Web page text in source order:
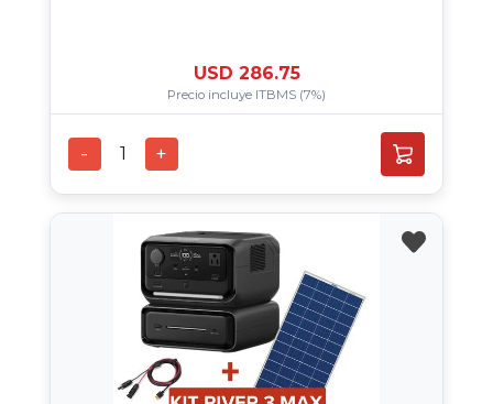
USD 286.75
Precio incluye ITBMS (7%)
- 1 +